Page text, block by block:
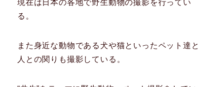
現在は日本の各地で野生動物の撮影を行ってい
る。
​また身近な動物である犬や猫といったペット達と
人との関りも撮影している。